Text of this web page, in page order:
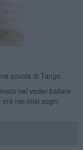
scuola di Tango.
nel veder ballare
nei miei sogni